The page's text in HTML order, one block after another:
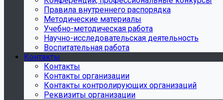
Правила внутреннего распорядка
Методические материалы
Учебно-методическая работа
Научно-исследовательская деятельность
Воспитательная работа
Контакты
Контакты
Контакты организации
Контакты контролирующих организаций
Реквизиты организации